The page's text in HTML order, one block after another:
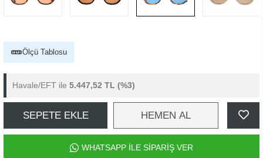
Ölçü Tablosu
Havale/EFT ile 5.447,52 TL (%3)
SEPETE EKLE HEMEN AL
WHATSAPP İLE SİPARİŞ VER